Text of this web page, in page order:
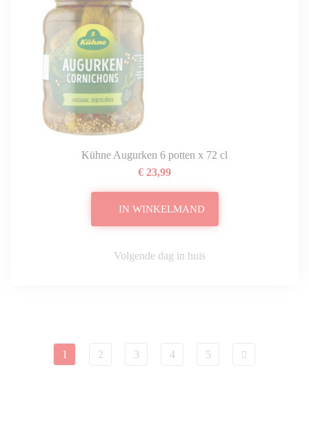
Kühne Augurken 6 potten x 72 cl
€ 23,99
IN WINKELMAND
Volgende dag in huis
1 2 3 4 5